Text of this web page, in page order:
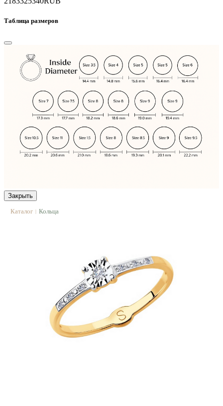
Таблица размеров
Закрыть
Каталог | Кольца